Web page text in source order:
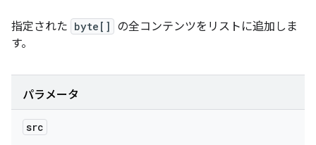
指定された byte[]
の全コンテンツをリストに追加しま
す。
パラメータ
src